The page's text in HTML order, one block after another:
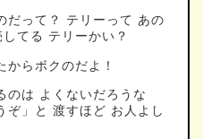
だって？ テリーって あの
てる テリーかい？
からボクのだよ！
は よくないだろうな
ぞ」と 渡すほど お人よし